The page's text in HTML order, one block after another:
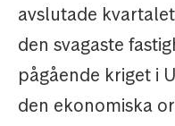
avslutade
den svagaste
pågående kriget i
den ekonomiska